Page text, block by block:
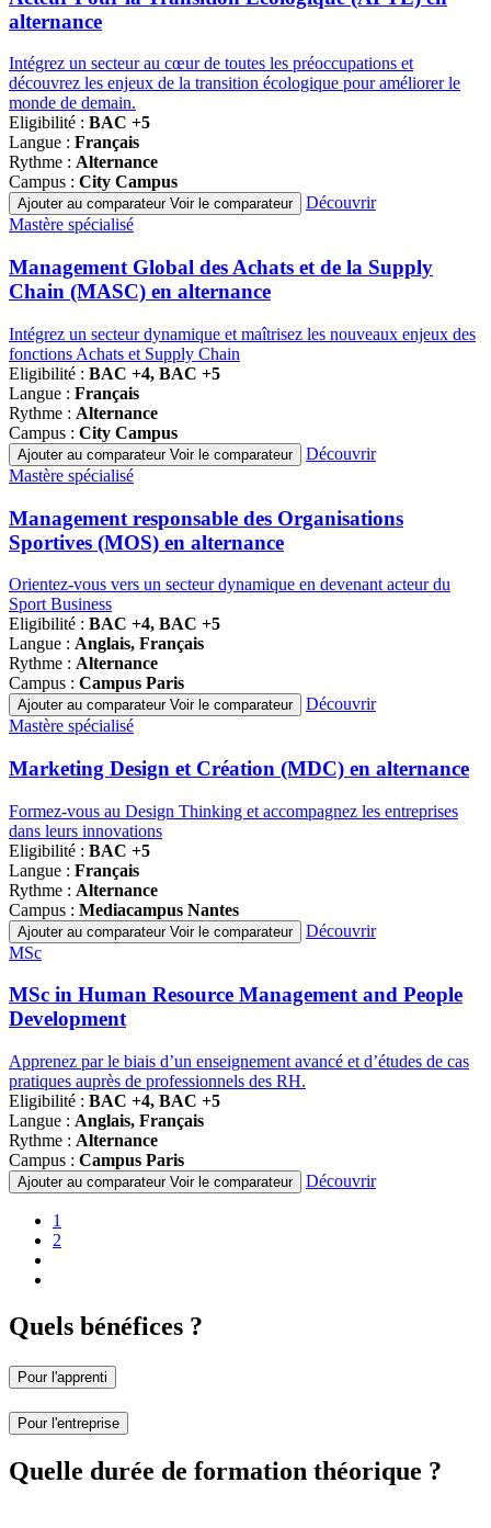
alternance
Intégrez un secteur au cœur de toutes les préoccupations et
découvrez les enjeux de la transition écologique pour améliorer le
monde de demain.
Eligibilité : BAC +5
Langue : Français
Rythme : Alternance
Campus : City Campus
Ajouter au comparateur Voir le comparateur
Découvrir
Famille
programmes
Mastère spécialisé
Management Global des Achats et de la Supply
Chain (MASC) en alternance
Intégrez un secteur dynamique et maîtrisez les nouveaux enjeux des
fonctions Achats et Supply Chain
Eligibilité : BAC +4, BAC +5
Langue : Français
Rythme : Alternance
Campus : City Campus
Ajouter au comparateur Voir le comparateur
Découvrir
Famille
programmes
Mastère spécialisé
Management responsable des Organisations
Sportives (MOS) en alternance
Orientez-vous vers un secteur dynamique en devenant acteur du
Sport Business
Eligibilité : BAC +4, BAC +5
Langue : Anglais, Français
Rythme : Alternance
Campus : Campus Paris
Ajouter au comparateur Voir le comparateur
Découvrir
Famille
programmes
Mastère spécialisé
Marketing Design et Création (MDC) en alternance
Formez-vous au Design Thinking et accompagnez les entreprises
dans leurs innovations
Eligibilité : BAC +5
Langue : Français
Rythme : Alternance
Campus : Mediacampus Nantes
Ajouter au comparateur Voir le comparateur
Découvrir
Famille
programmes
MSc
MSc in Human Resource Management and People
Development
Apprenez par le biais d’un enseignement avancé et d’études de cas
pratiques auprès de professionnels des RH.
Eligibilité : BAC +4, BAC +5
Langue : Anglais, Français
Rythme : Alternance
Campus : Campus Paris
Ajouter au comparateur Voir le comparateur Découvrir
Pagination
Page
courante
1
Page
2
Quels bénéfices ?
Pour l'apprenti
Pour l'entreprise
Quelle durée de formation théorique ?